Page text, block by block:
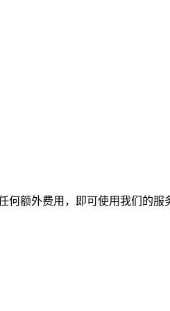
何额外费用，即可使用我们的服